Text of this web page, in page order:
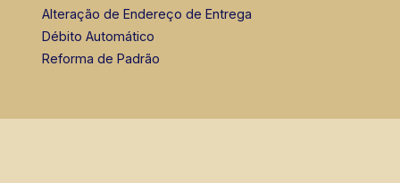
Alteração de Endereço de Entrega
Débito Automático
Reforma de Padrão